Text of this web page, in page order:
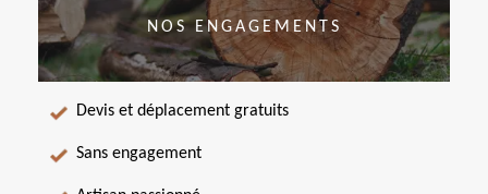
NOS ENGAGEMENTS
Devis et déplacement gratuits
Sans engagement